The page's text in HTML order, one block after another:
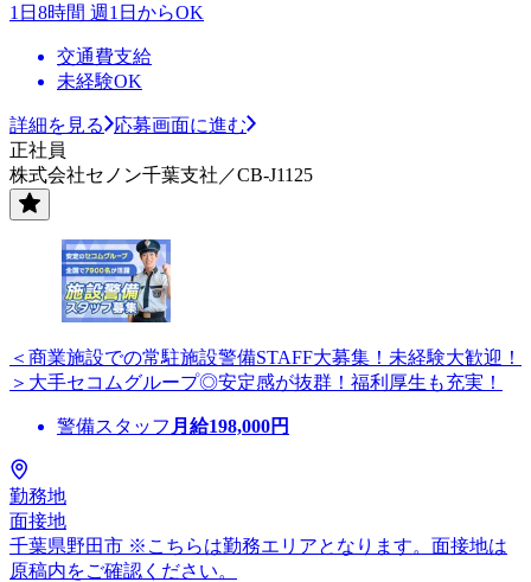
1日8時間 週1日からOK
交通費支給
未経験OK
詳細を見る
応募画面に進む
正社員
株式会社セノン千葉支社／CB-J1125
＜商業施設での常駐施設警備STAFF大募集！未経験大歓迎！
＞大手セコムグループ◎安定感が抜群！福利厚生も充実！
警備スタッフ 月給198,000円
勤務地
面接地
千葉県野田市 ※こちらは勤務エリアとなります。面接地は
原稿内をご確認ください。